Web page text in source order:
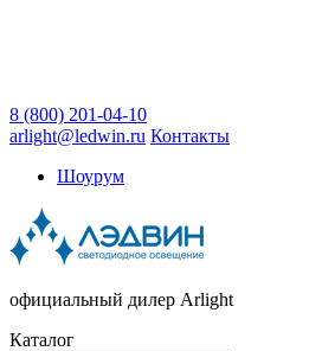
8 (800) 201-04-10
arlight@ledwin.ru Контакты
Шоурум
официальный дилер Arlight
Каталог